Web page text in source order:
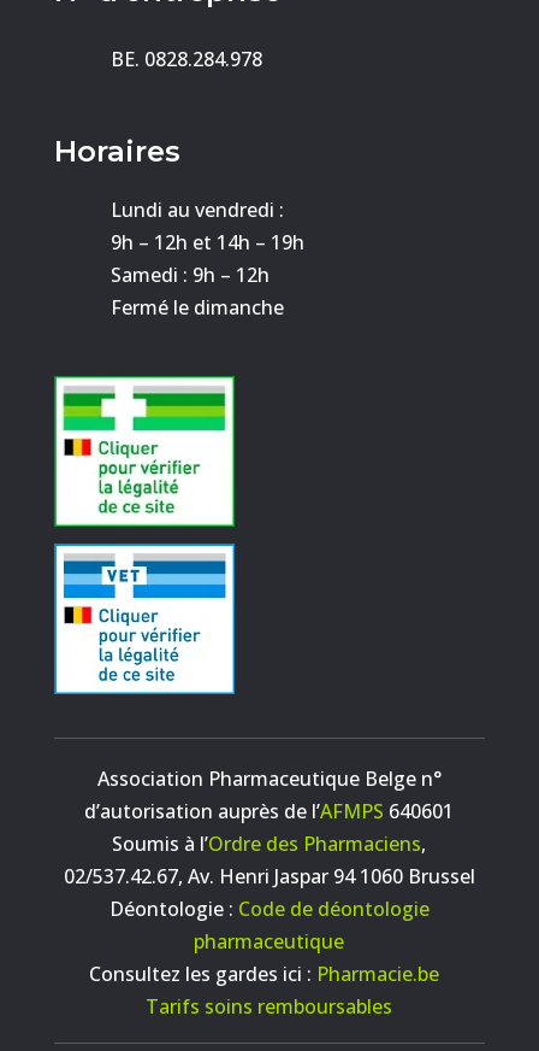
BE. 0828.284.978
Horaires
Lundi au vendredi :
9h – 12h et 14h – 19h
Samedi : 9h – 12h
Fermé le dimanche
Association Pharmaceutique Belge n°
d’autorisation auprès de l’AFMPS 640601
Soumis à l’Ordre des Pharmaciens,
02/537.42.67, Av. Henri Jaspar 94 1060 Brussel
Déontologie : Code de déontologie
pharmaceutique
Consultez les gardes ici : Pharmacie.be
Tarifs soins remboursables